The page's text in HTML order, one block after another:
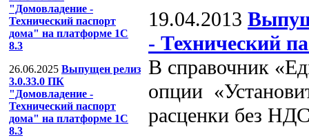
"Домовладение -
Технический паспорт
дома" на платформе 1С
8.3
26.06.2025 Выпущен релиз
3.0.33.0 ПК
"Домовладение -
Технический паспорт
дома" на платформе 1С
8.3
19.04.2013
- Технический
В справочник
опции
расценки без